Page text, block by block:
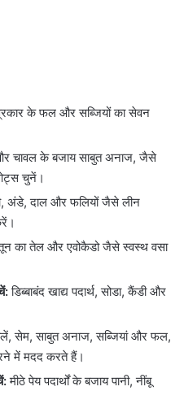
के फल और सब्जियों का सेवन
चावल के बजाय साबुत अनाज, जैसे
चुनें।
अंडे, दाल और फलियों जैसे लीन
का तेल और एवोकैडो जैसे स्वस्थ वसा
डिब्बाबंद खाद्य पदार्थ, सोडा, कैंडी और
सेम, साबुत अनाज, सब्जियां और फल,
में मदद करते हैं।
मीठे पेय पदार्थों के बजाय पानी, नींबू